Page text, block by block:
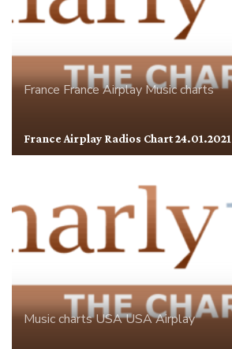
FranceFrance AirplayMusic charts
France Airplay Radios Chart 24.01.2021
Music chartsUSAUSA Airplay